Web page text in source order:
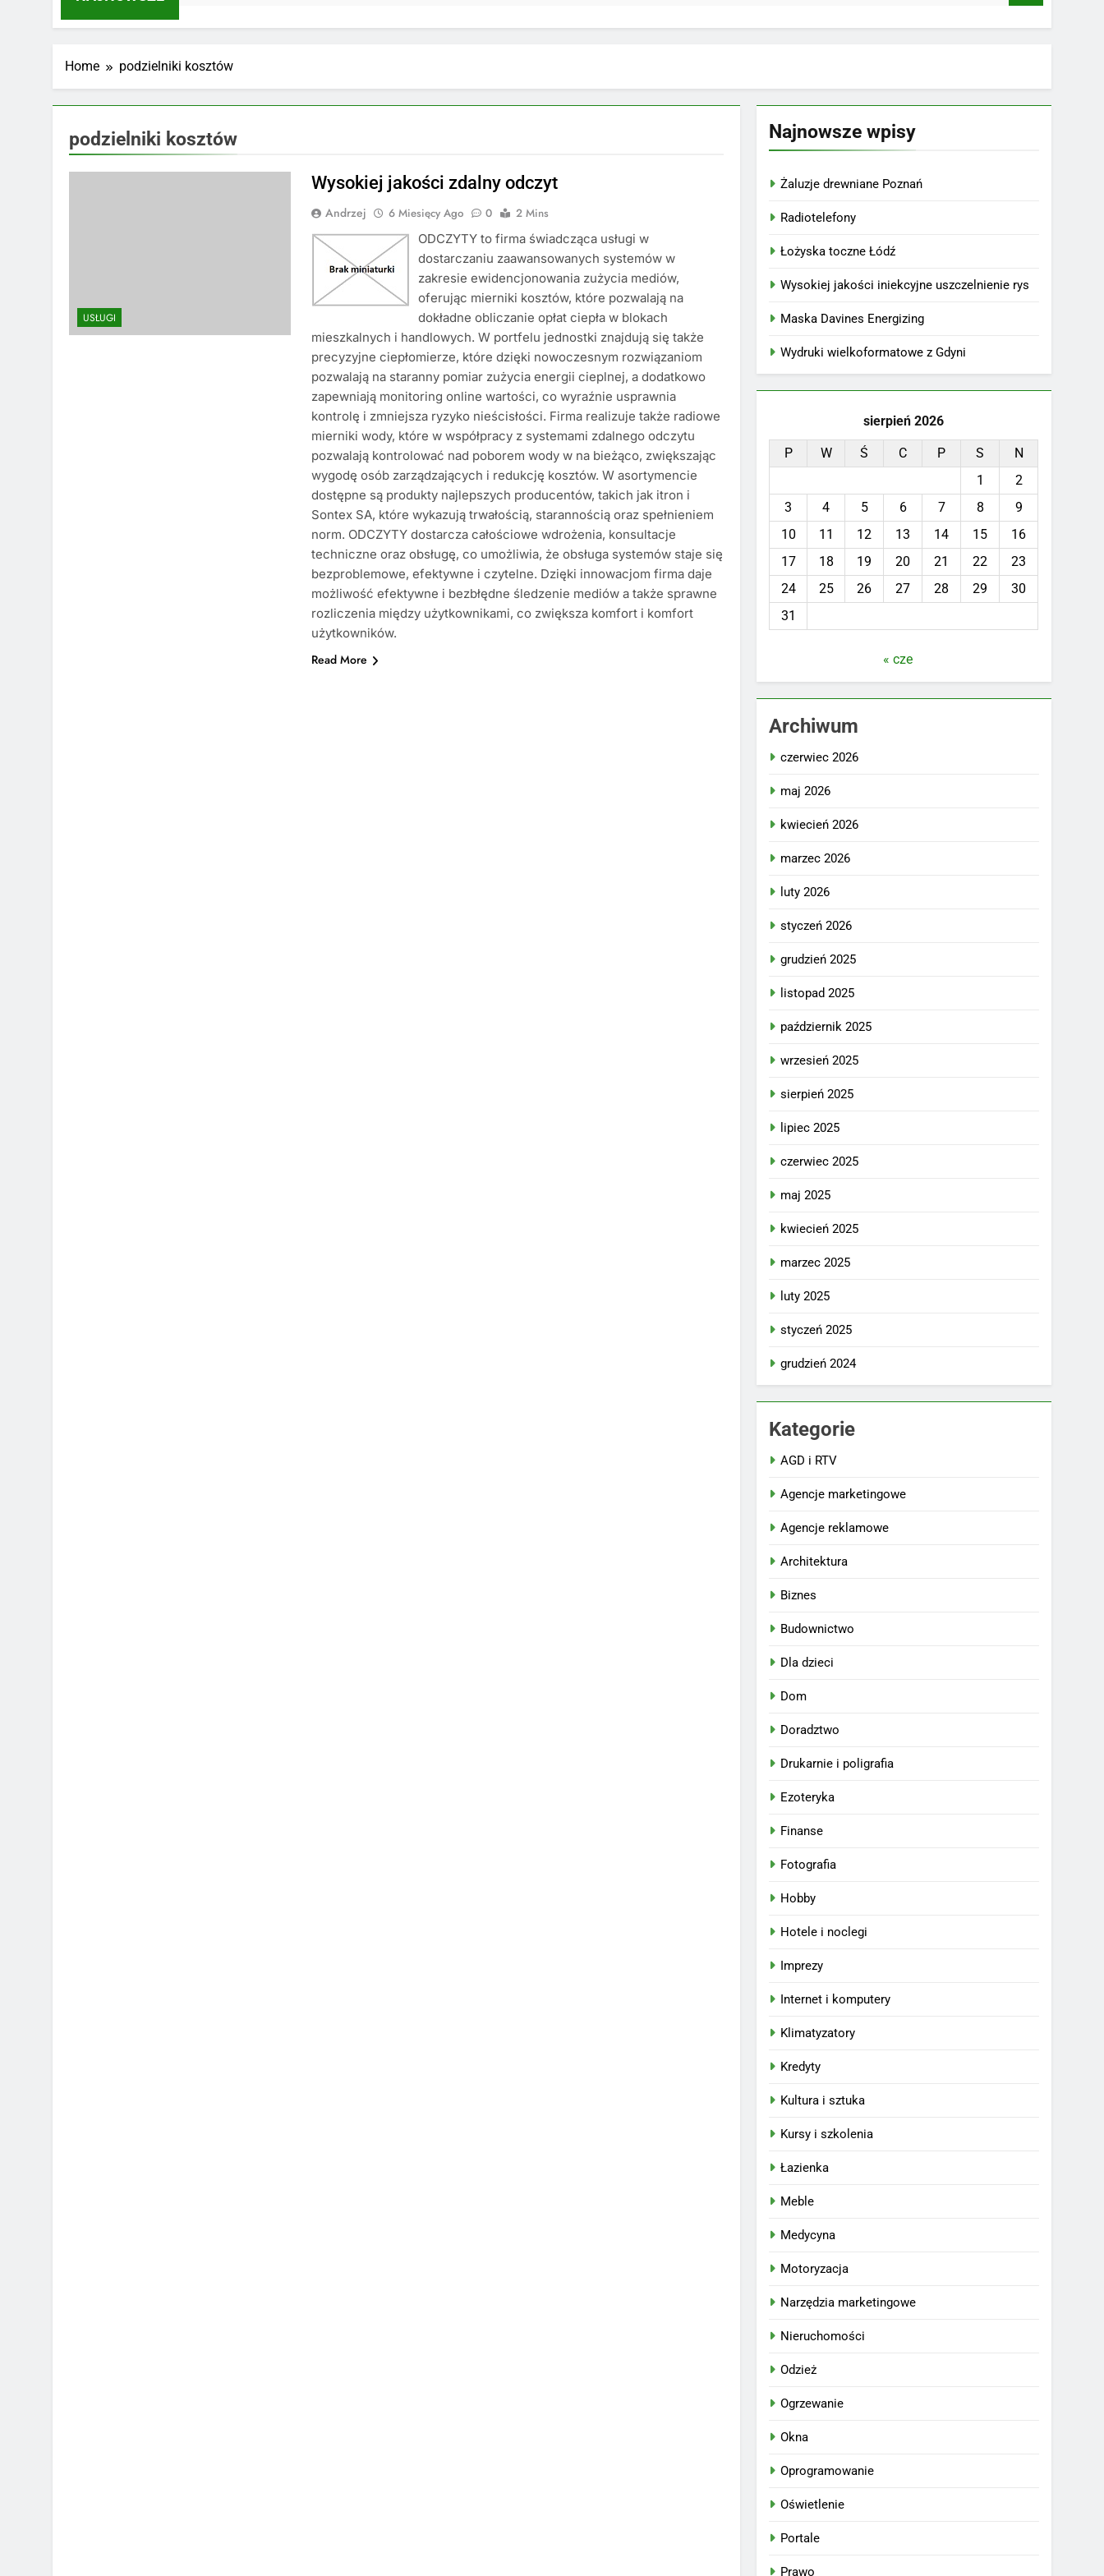
Home podzielniki kosztów
podzielniki kosztów
USŁUGI
Wysokiej jakości zdalny odczyt
Andrzej 6 Miesięcy Ago 0
2 Mins
ODCZYTY to firma świadcząca usługi w
dostarczaniu zaawansowanych systemów w
zakresie ewidencjonowania zużycia mediów,
oferując mierniki kosztów, które pozwalają na
dokładne obliczanie opłat ciepła w blokach
mieszkalnych i handlowych. W portfelu jednostki znajdują się także
precyzyjne ciepłomierze, które dzięki nowoczesnym rozwiązaniom
pozwalają na staranny pomiar zużycia energii cieplnej, a dodatkowo
zapewniają monitoring online wartości, co wyraźnie usprawnia
kontrolę i zmniejsza ryzyko nieścisłości. Firma realizuje także radiowe
mierniki wody, które w współpracy z systemami zdalnego odczytu
pozwalają kontrolować nad poborem wody w na bieżąco, zwiększając
wygodę osób zarządzających i redukcję kosztów. W asortymencie
dostępne są produkty najlepszych producentów, takich jak itron i
Sontex SA, które wykazują trwałością, starannością oraz spełnieniem
norm. ODCZYTY dostarcza całościowe wdrożenia, konsultacje
techniczne oraz obsługę, co umożliwia, że obsługa systemów staje się
bezproblemowe, efektywne i czytelne. Dzięki innowacjom firma daje
możliwość efektywne i bezbłędne śledzenie mediów a także sprawne
rozliczenia między użytkownikami, co zwiększa komfort i komfort
użytkowników.
Read More
Najnowsze wpisy
Żaluzje drewniane Poznań
Radiotelefony
Łożyska toczne Łódź
Wysokiej jakości iniekcyjne uszczelnienie rys
Maska Davines Energizing
Wydruki wielkoformatowe z Gdyni
sierpień 2026
P W Ś C P S
N
1
2
3
4 5 6 7 8
9
10
11 12 13 14 15
16
17
18 19 20 21 22
23
24
25 26 27 28 29
30
31
« cze
Archiwum
czerwiec 2026
maj 2026
kwiecień 2026
marzec 2026
luty 2026
styczeń 2026
grudzień 2025
listopad 2025
październik 2025
wrzesień 2025
sierpień 2025
lipiec 2025
czerwiec 2025
maj 2025
kwiecień 2025
marzec 2025
luty 2025
styczeń 2025
grudzień 2024
Kategorie
AGD i RTV
Agencje marketingowe
Agencje reklamowe
Architektura
Biznes
Budownictwo
Dla dzieci
Dom
Doradztwo
Drukarnie i poligrafia
Ezoteryka
Finanse
Fotografia
Hobby
Hotele i noclegi
Imprezy
Internet i komputery
Klimatyzatory
Kredyty
Kultura i sztuka
Kursy i szkolenia
Łazienka
Meble
Medycyna
Motoryzacja
Narzędzia marketingowe
Nieruchomości
Odzież
Ogrzewanie
Okna
Oprogramowanie
Oświetlenie
Portale
Prawo